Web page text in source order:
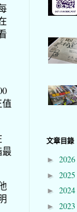
文章目錄
► 2026
► 2025
► 2024
► 2023